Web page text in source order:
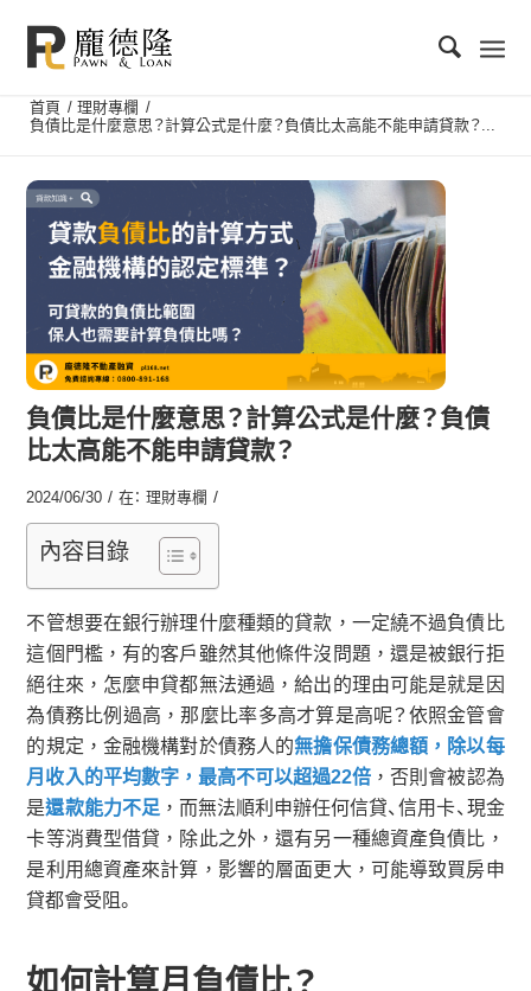
首頁 / 理財專欄 /
負債比是什麼意思？計算公式是什麼？負債比太高能不能申請貸款？...
負債比是什麼意思？計算公式是什麼？負債
比太高能不能申請貸款？
2024/06/30 / 在：理財專欄 /
內容目錄
不管想要在銀行辦理什麼種類的貸款，一定繞不過負債比
這個門檻，有的客戶雖然其他條件沒問題，還是被銀行拒
絕往來，怎麼申貸都無法通過，給出的理由可能是就是因
為債務比例過高，那麼比率多高才算是高呢？依照金管會
的規定，金融機構對於債務人的無擔保債務總額，除以每
月收入的平均數字，最高不可以超過22倍 ，否則會被認為
是還款能力不足 ，而無法順利申辦任何信貸、信用卡、現金
卡等消費型借貸，除此之外，還有另一種總資產負債比，
是利用總資產來計算，影響的層面更大，可能導致買房申
貸都會受阻。
如何計算月負債比？